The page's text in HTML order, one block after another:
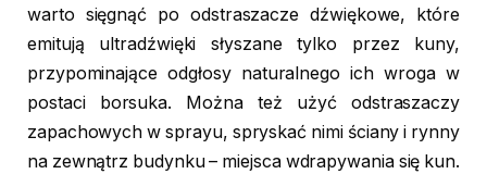
warto sięgnąć po odstraszacze dźwiękowe, które
emitują ultradźwięki słyszane tylko przez kuny,
przypominające odgłosy naturalnego ich wroga w
postaci borsuka. Można też użyć odstraszaczy
zapachowych w sprayu, spryskać nimi ściany i rynny
na zewnątrz budynku – miejsca wdrapywania się kun.